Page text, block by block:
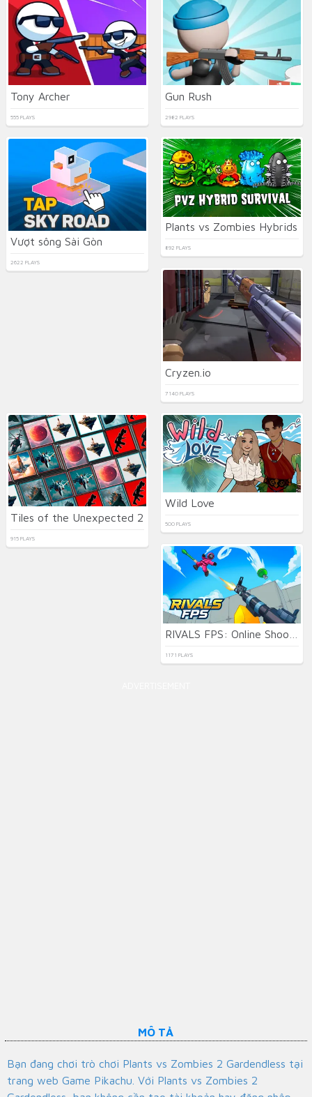
Tony Archer
555 PLAYS
Gun Rush
2982 PLAYS
Vượt sông Sài Gòn
2622 PLAYS
Plants vs Zombies Hybrids
892 PLAYS
Cryzen.io
7140 PLAYS
Tiles of the Unexpected 2
915 PLAYS
Wild Love
500 PLAYS
1171 PLAYS
MÔ TẢ
Bạn đang chơi trò chơi Plants vs Zombies 2 Gardendless tại
trang web Game Pikachu. Với Plants vs Zombies 2